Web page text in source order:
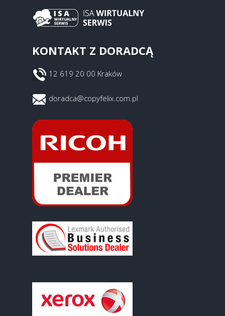
KONTAKT Z DORADCĄ
12 619 20 00 Kraków
doradca@copyfelix.com.pl